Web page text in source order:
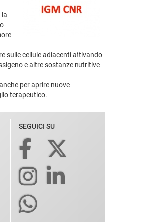
la
sulle cellule adiacenti attivando
e altre sostanze nutritive
per aprire nuove
terapeutico.
SEGUICI SU